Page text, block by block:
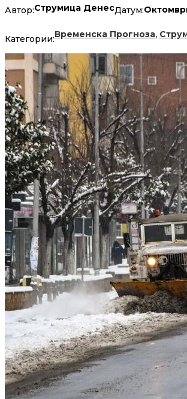
Автор:Струмица ДенесДатум:
Категории:Временска Прогноза,